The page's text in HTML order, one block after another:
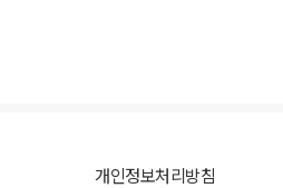
개인정보처리방침